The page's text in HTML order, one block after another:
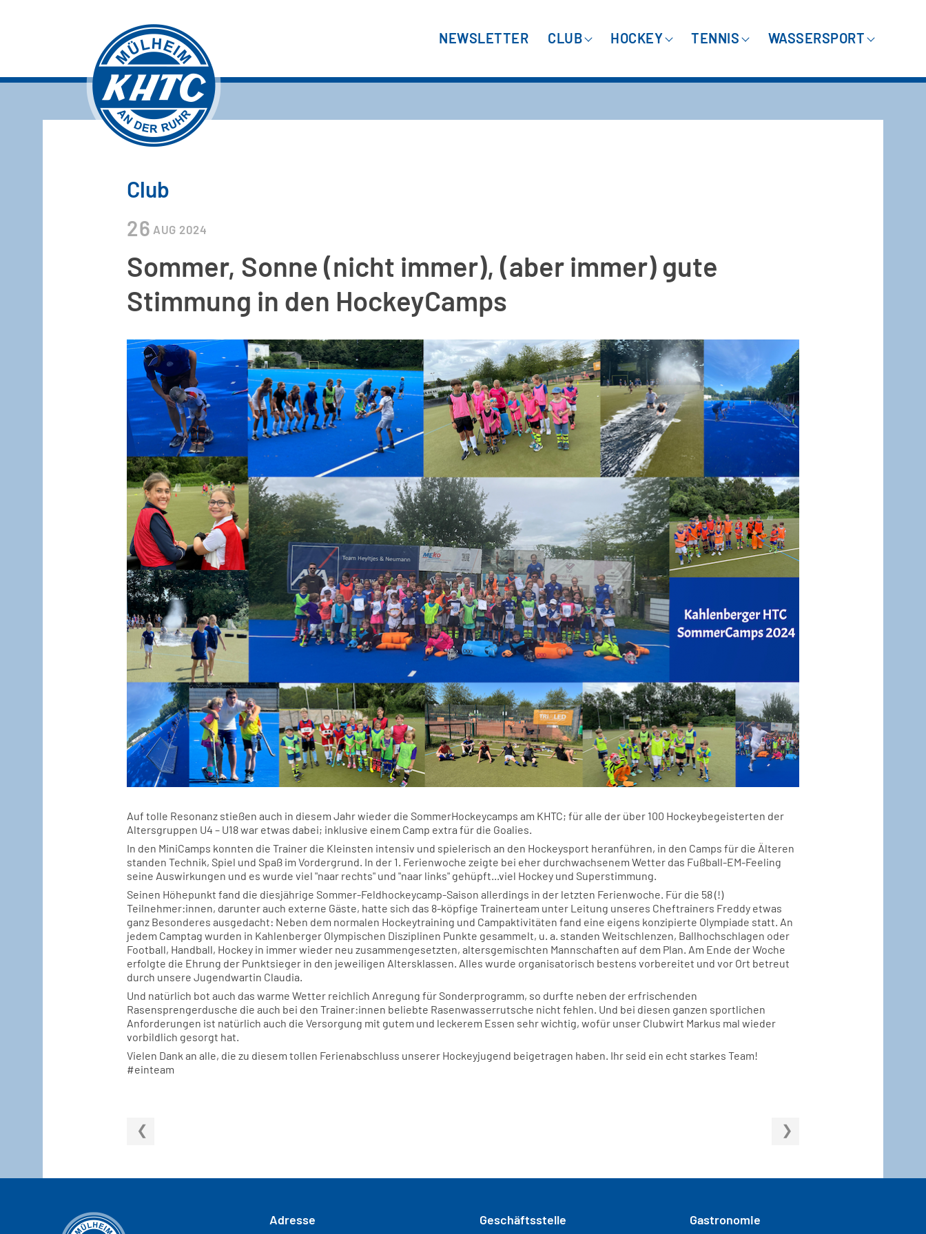
NEWSLETTER CLUB HOCKEY TENNIS WASSERSPORT
Club
26 AUG 2024
Sommer, Sonne (nicht immer), (aber immer) gute
Stimmung in den HockeyCamps
Auf tolle Resonanz stießen auch in diesem Jahr wieder die SommerHockeycamps am KHTC; für alle der über 100 Hockeybegeisterten der
Altersgruppen U4 – U18 war etwas dabei; inklusive einem Camp extra für die Goalies.
In den MiniCamps konnten die Trainer die Kleinsten intensiv und spielerisch an den Hockeysport heranführen, in den Camps für die Älteren
standen Technik, Spiel und Spaß im Vordergrund. In der 1. Ferienwoche zeigte bei eher durchwachsenem Wetter das Fußball-EM-Feeling
seine Auswirkungen und es wurde viel "naar rechts" und "naar links" gehüpft...viel Hockey und Superstimmung.
Seinen Höhepunkt fand die diesjährige Sommer-Feldhockeycamp-Saison allerdings in der letzten Ferienwoche. Für die 58 (!)
Teilnehmer:innen, darunter auch externe Gäste, hatte sich das 8-köpfige Trainerteam unter Leitung unseres Cheftrainers Freddy etwas
ganz Besonderes ausgedacht: Neben dem normalen Hockeytraining und Campaktivitäten fand eine eigens konzipierte Olympiade statt. An
jedem Camptag wurden in Kahlenberger Olympischen Disziplinen Punkte gesammelt, u. a. standen Weitschlenzen, Ballhochschlagen oder
Football, Handball, Hockey in immer wieder neu zusammengesetzten, altersgemischten Mannschaften auf dem Plan. Am Ende der Woche
erfolgte die Ehrung der Punktsieger in den jeweiligen Altersklassen. Alles wurde organisatorisch bestens vorbereitet und vor Ort betreut
durch unsere Jugendwartin Claudia.
Und natürlich bot auch das warme Wetter reichlich Anregung für Sonderprogramm, so durfte neben der erfrischenden
Rasensprengerdusche die auch bei den Trainer:innen beliebte Rasenwasserrutsche nicht fehlen. Und bei diesen ganzen sportlichen
Anforderungen ist natürlich auch die Versorgung mit gutem und leckerem Essen sehr wichtig, wofür unser Clubwirt Markus mal wieder
vorbildlich gesorgt hat.
Vielen Dank an alle, die zu diesem tollen Ferienabschluss unserer Hockeyjugend beigetragen haben. Ihr seid ein echt starkes Team!
#einteam
Adresse Geschäftsstelle Gastronomie